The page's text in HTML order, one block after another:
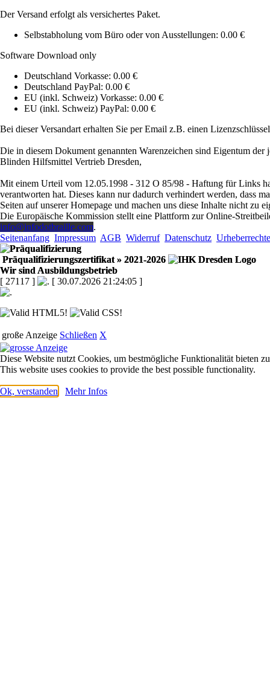
Der Versand erfolgt als versichertes Paket.
Selbstabholung vom Büro oder von Ausstellungen: 0.00 €
Software Download only
Deutschland Vorkasse: 0.00 €
Deutschland PayPal: 0.00 €
EU (inkl. Schweiz) Vorkasse: 0.00 €
EU (inkl. Schweiz) PayPal: 0.00 €
Bei dieser Versandart erhalten Sie per Email z.B. einen
Die in diesem Dokument genannten Warenzeichen sind Eigentum
Blinden Hilfsmittel Vertrieb Dresden,
Mit einem Urteil vom 12.05.1998 - 312 O 85/98 - Haftung für Links
verantworten hat. Dieses kann nur dadurch verhindert werden, dass
Seiten auf unserer Homepage und machen uns diese Inhalte nicht
Die Europäische Kommission stellt eine Plattform zur Online-
info@infodotbraille.com.
Seitenanfang Impressum AGB Widerruf Datenschutz Urheberrechte
Präqualifizierungszertifikat » 2021-2026
Wir sind Ausbildungsbetrieb
[ 27117 ]
[ 30.07.2026 21:24:05 ]
große Anzeige Schließen X
Diese Website nutzt Cookies, um bestmögliche Funktionalität bieten
This website uses cookies to provide the best possible functionality.
Ok, verstanden Mehr Infos